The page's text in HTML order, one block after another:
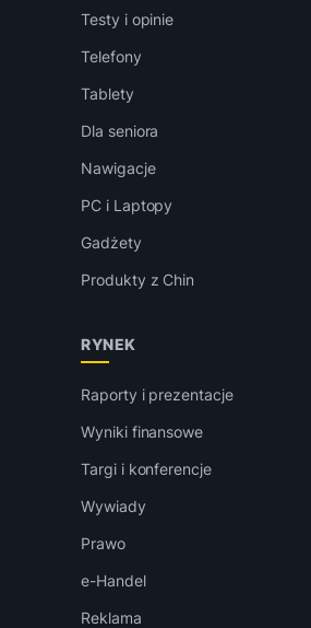
Testy i opinie
Telefony
Tablety
Dla seniora
Nawigacje
PC i Laptopy
Gadżety
Produkty z Chin
RYNEK
Raporty i prezentacje
Wyniki finansowe
Targi i konferencje
Wywiady
Prawo
e-Handel
Reklama